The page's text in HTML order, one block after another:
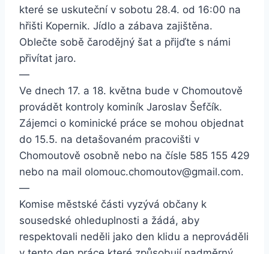
které se uskuteční v sobotu 28.4. od 16:00 na
hřišti Kopernik. Jídlo a zábava zajištěna.
Oblečte sobě čarodějný šat a přijďte s námi
přivítat jaro.
—
Ve dnech 17. a 18. května bude v Chomoutově
provádět kontroly kominík Jaroslav Šefčík.
Zájemci o kominické práce se mohou objednat
do 15.5. na detašovaném pracovišti v
Chomoutově osobně nebo na čísle 585 155 429
nebo na mail olomouc.chomoutov@gmail.com.
—
Komise městské části vyzývá občany k
sousedské ohleduplnosti a žádá, aby
respektovali neděli jako den klidu a neprováděli